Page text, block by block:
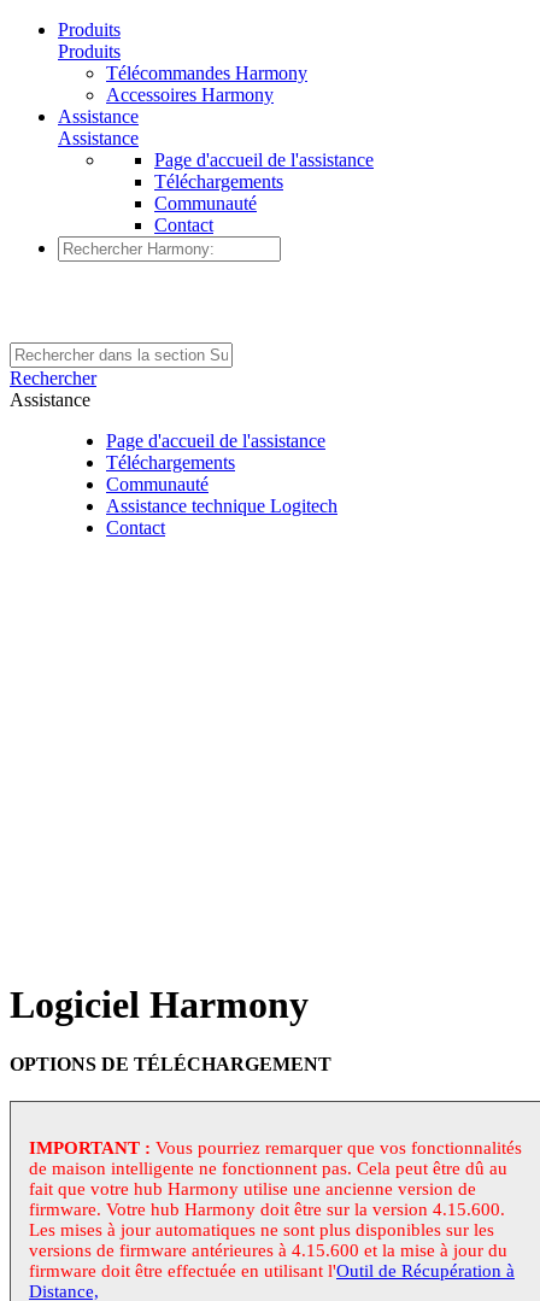
Produits
Produits
Télécommandes Harmony
Accessoires Harmony
Assistance
Assistance
Page d'accueil de l'assistance
Téléchargements
Communauté
Contact
Rechercher
Assistance
Page d'accueil de l'assistance
Téléchargements
Communauté
Assistance technique Logitech
Contact
Logiciel Harmony
OPTIONS DE TÉLÉCHARGEMENT
IMPORTANT : Vous pourriez remarquer que vos fonctionnalités
de maison intelligente ne fonctionnent pas. Cela peut être dû au
fait que votre hub Harmony utilise une ancienne version de
firmware. Votre hub Harmony doit être sur la version 4.15.600.
Les mises à jour automatiques ne sont plus disponibles sur les
versions de firmware antérieures à 4.15.600 et la mise à jour du
firmware doit être effectuée en utilisant l'Outil de Récupération à
Distance,